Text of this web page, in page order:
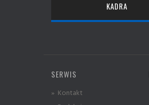
KADRA
SERWIS
» Kontakt